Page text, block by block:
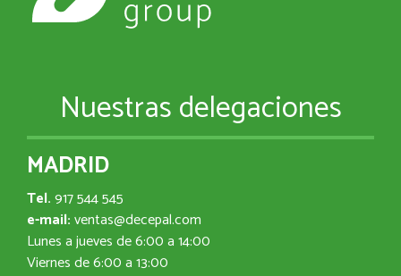
Nuestras delegaciones
MADRID
Tel.917 544 545
e-mail:ventas@decepal.com
Lunes a jueves de 6:00 a 14:00
Viernes de 6:00 a 13:00